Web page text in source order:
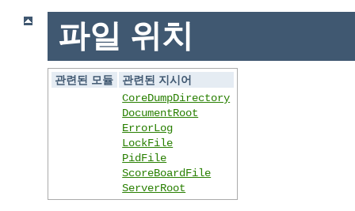
파일 위치
관련된 모듈
관련된 지시어
CoreDumpDirectory
DocumentRoot
ErrorLog
LockFile
PidFile
ScoreBoardFile
ServerRoot